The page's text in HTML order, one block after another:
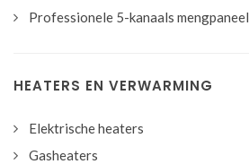
Professionele 5-kanaals mengpaneel
HEATERS EN VERWARMING
Elektrische heaters
Gasheaters